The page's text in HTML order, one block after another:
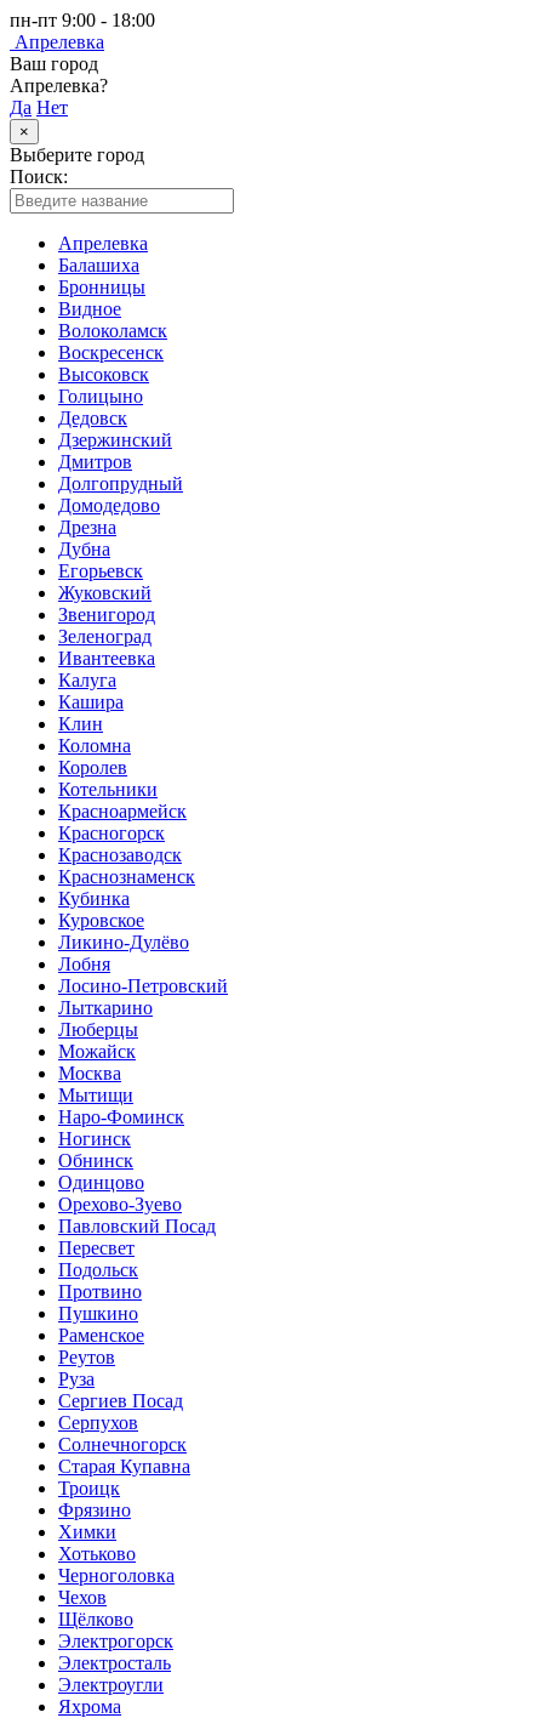
пн-пт 9:00 - 18:00
Апрелевка
Ваш город
Апрелевка?
Да Нет
×
Выберите город
Поиск:
Апрелевка
Балашиха
Бронницы
Видное
Волоколамск
Воскресенск
Высоковск
Голицыно
Дедовск
Дзержинский
Дмитров
Долгопрудный
Домодедово
Дрезна
Дубна
Егорьевск
Жуковский
Звенигород
Зеленоград
Ивантеевка
Калуга
Кашира
Клин
Коломна
Королев
Котельники
Красноармейск
Красногорск
Краснозаводск
Краснознаменск
Кубинка
Куровское
Ликино-Дулёво
Лобня
Лосино-Петровский
Лыткарино
Люберцы
Можайск
Москва
Мытищи
Наро-Фоминск
Ногинск
Обнинск
Одинцово
Орехово-Зуево
Павловский Посад
Пересвет
Подольск
Протвино
Пушкино
Раменское
Реутов
Руза
Сергиев Посад
Серпухов
Солнечногорск
Старая Купавна
Троицк
Фрязино
Химки
Хотьково
Черноголовка
Чехов
Щёлково
Электрогорск
Электросталь
Электроугли
Яхрома